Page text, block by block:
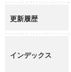
更新履歴
インデックス